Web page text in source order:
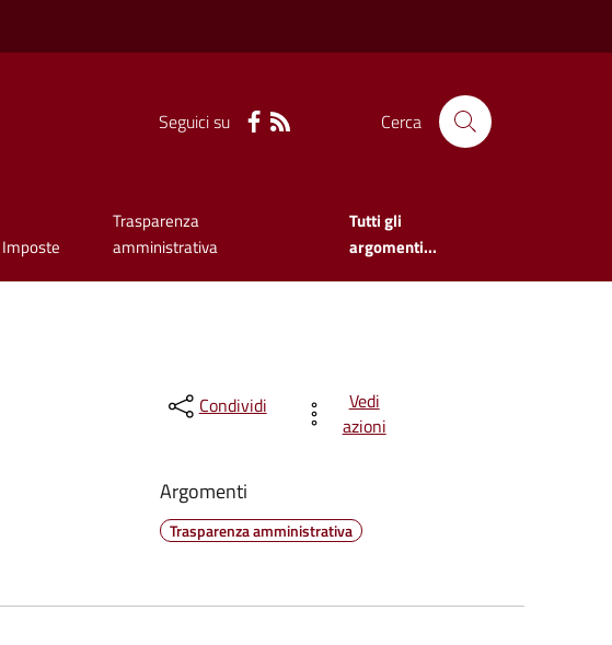
Seguici su Cerca
Imposte
Trasparenza
amministrativa
Tutti gli
argomenti...
Condividi
Vedi
azioni
Argomenti
Trasparenza amministrativa